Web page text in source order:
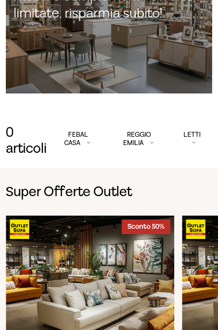
limitate, risparmia subito!
0
articoli
FEBAL
CASA
REGGIO
EMILIA
LETTI
Super Offerte Outlet
Sconto 50%